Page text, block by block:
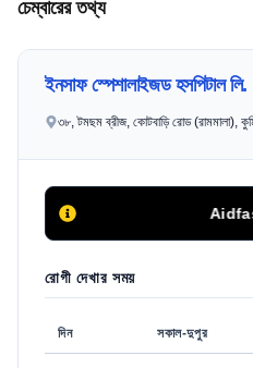
চেম্বারের তথ্য
ইনসাফ স্পেশালাইজড হসপিটাল লি.
৩৮, টমছম ব্রীজ, কোটবাড়ি রোড (রামমালা),
Aidfast
রোগী দেখার সময়
দিন সকাল-দুপুর